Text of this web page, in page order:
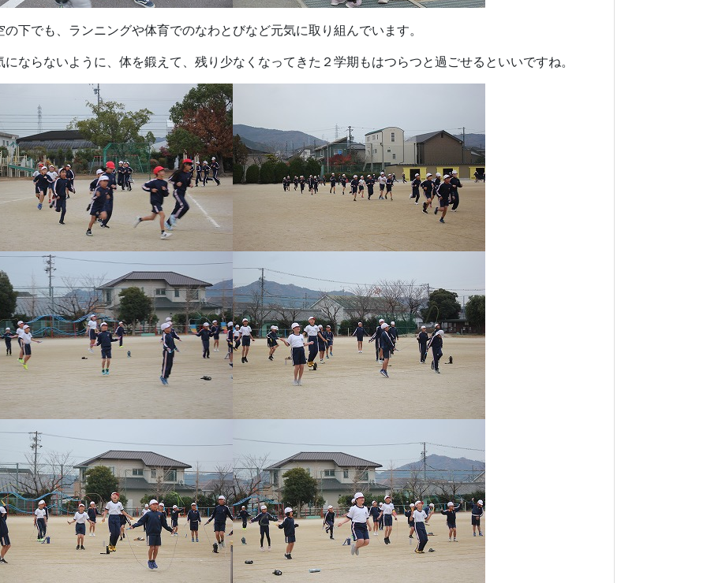
の下でも、ランニングや体育でのなわとびなど元気に取り組んでいます。
にならないように、体を鍛えて、残り少なくなってきた２学期もはつらつと過ごせるといいですね。